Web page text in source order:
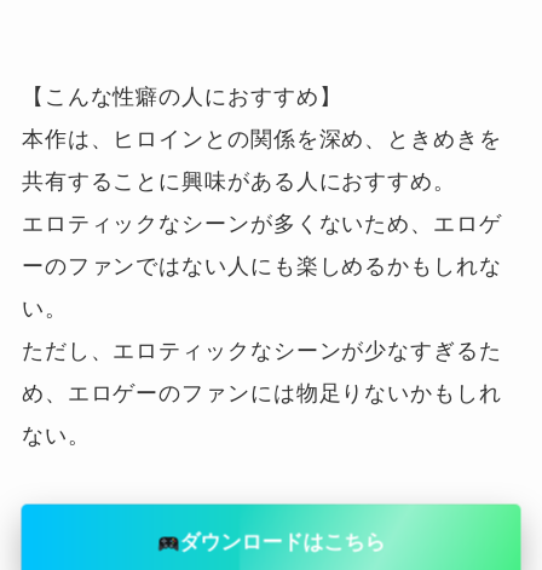
【こんな性癖の人におすすめ】
本作は、ヒロインとの関係を深め、ときめきを
共有することに興味がある人におすすめ。
エロティックなシーンが多くないため、エロゲ
ーのファンではない人にも楽しめるかもしれな
い。
ただし、エロティックなシーンが少なすぎるた
め、エロゲーのファンには物足りないかもしれ
ダウンロードはこちら